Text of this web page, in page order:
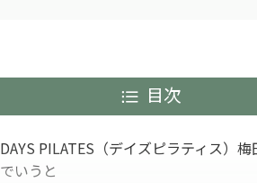
目次
DAYS PILATES（デイズピラティス）
でいうと